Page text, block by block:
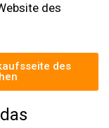
des
des